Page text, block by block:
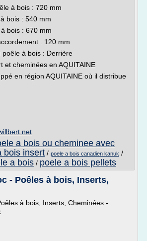
à bois : 720 mm
bois : 540 mm
bois : 670 mm
: 120 mm
poêle à bois : Derrière
et cheminées en AQUITAINE
en région AQUITAINE où il distribue
a bois ou cheminee avec
bois insert / poele a bois canadien kanuk /
a bois / poele a bois pellets
- Poêles à bois, Inserts,
à bois, Inserts, Cheminées -